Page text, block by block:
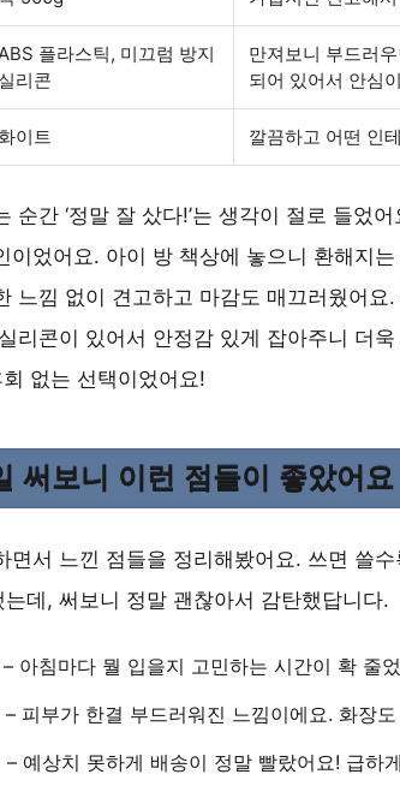
ABS 플라스틱, 미끄럼 방지
실리콘
만져보니 부드러
되어 있어서 안심
화이트 깔끔하고 어떤 인
순간 ‘정말 잘 샀다!’는 생각이 절로 들었
이었어요. 아이 방 책상에 놓으니 환해지
느낌 없이 견고하고 마감도 매끄러웠어
리콘이 있어서 안정감 있게 잡아주니 더
없는 선택이었어요!
써보니 이런 점들이 좋았어요
면서 느낀 점들을 정리해봤어요. 쓰면 쓸
는데, 써보니 정말 괜찮아서 감탄했답니다.
– 아침마다 뭘 입을지 고민하는 시간이 확 줄
– 피부가 한결 부드러워진 느낌이에요. 화장
– 예상치 못하게 배송이 정말 빨랐어요! 급하